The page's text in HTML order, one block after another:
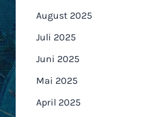
August 2025
Juli 2025
Juni 2025
Mai 2025
April 2025